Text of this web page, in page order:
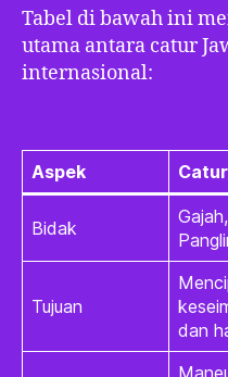
Tabel di bawah ini
utama antara catur
internasional:
Aspek
Bidak
Tujuan
dan